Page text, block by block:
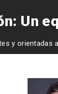
Un
y orientadas